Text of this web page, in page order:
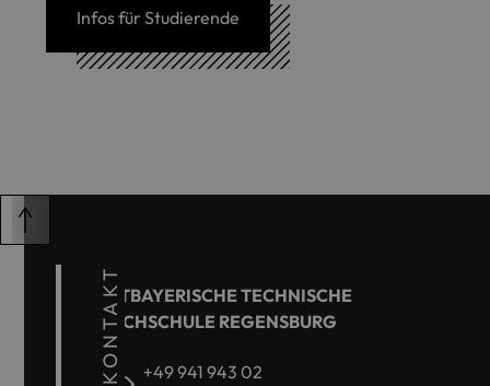
Infos für Studierende
KONTAKT
OSTBAYERISCHE TECHNISCHE
HOCHSCHULE REGENSBURG
+49 941 943 02